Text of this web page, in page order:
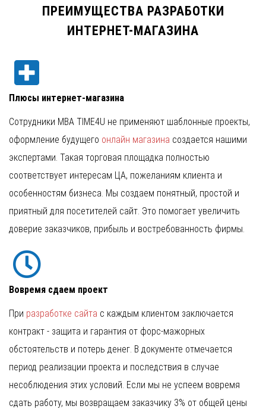
ПРЕИМУЩЕСТВА РАЗРАБОТКИ
ИНТЕРНЕТ-МАГАЗИНА
Плюсы интернет-магазина
Сотрудники MBA TIME4U не применяют шаблонные проекты,
оформление будущего онлайн магазина создается нашими
экспертами. Такая торговая площадка полностью
соответствует интересам ЦА, пожеланиям клиента и
особенностям бизнеса. Мы создаем понятный, простой и
приятный для посетителей сайт. Это помогает увеличить
доверие заказчиков, прибыль и востребованность фирмы.
Вовремя сдаем проект
При разработке сайта с каждым клиентом заключается
контракт - защита и гарантия от форс-мажорных
обстоятельств и потерь денег. В документе отмечается
период реализации проекта и последствия в случае
несоблюдения этих условий. Если мы не успеем вовремя
сдать работу, мы возвращаем заказчику 3% от общей цены